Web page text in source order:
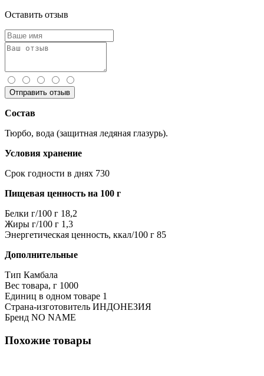
Оставить отзыв
Отправить отзыв
Состав
Тюрбо, вода (защитная ледяная глазурь).
Условия хранение
Срок годности в днях 730
Пищевая ценность на 100 г
Белки г/100 г 18,2
Жиры г/100 г 1,3
Энергетическая ценность, ккал/100 г 85
Дополнительные
Тип Камбала
Вес товара, г 1000
Единиц в одном товаре 1
Страна-изготовитель ИНДОНЕЗИЯ
Бренд NO NAME
Похожие товары